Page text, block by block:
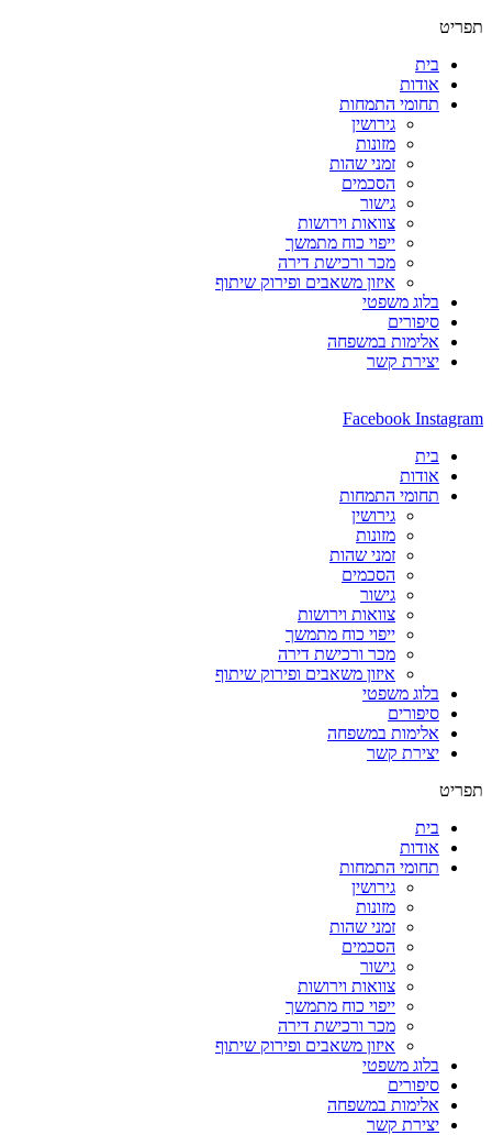
תפריט
בית
אודות
תחומי התמחות
גירושין
מזונות
זמני שהות
הסכמים
גישור
צוואות וירושות
ייפוי כוח מתמשך
מכר ורכישת דירה
איזון משאבים ופירוק שיתוף
בלוג משפטי
סיפורים
אלימות במשפחה
יצירת קשר
Facebook Instagram
בית
אודות
תחומי התמחות
גירושין
מזונות
זמני שהות
הסכמים
גישור
צוואות וירושות
ייפוי כוח מתמשך
מכר ורכישת דירה
איזון משאבים ופירוק שיתוף
בלוג משפטי
סיפורים
אלימות במשפחה
יצירת קשר
תפריט
בית
אודות
תחומי התמחות
גירושין
מזונות
זמני שהות
הסכמים
גישור
צוואות וירושות
ייפוי כוח מתמשך
מכר ורכישת דירה
איזון משאבים ופירוק שיתוף
בלוג משפטי
סיפורים
אלימות במשפחה
יצירת קשר